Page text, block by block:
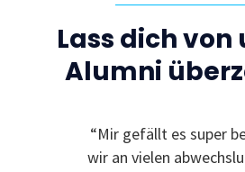
Lass dich von
Alumni
“Mir gefällt es super
wir an vielen